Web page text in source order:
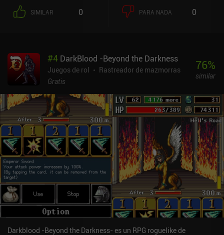
supera la defensa del enemigo. Además, podemos volver a tirar
algunos de los dados, o aplicar hechizos para conseguir efectos
hacer frente a la creciente dificultad, debemos equiparnos con
mejor equipo y comprar hechizos adicionales en la tienda.
Podemos equipar cuatro hechizos, cada uno de los cuales
maná, por lo que elegir la lista adecuada con potentes sinergias es
importante para progresar de forma eficiente.Aparte de que las
animaciones son demasiado largas, tampoco hay forma de ver
claramente cuántos combates quedan en cada planta. Además,
como nos encontramos con nuevos enemigos hasta que nos
quedamos sin maná y luego tenemos que repetirlo todo
empezando de nuevo, el juego se vuelve aburrido rápidamente.
Dice Champions se monetiza mostrando anuncios entre batalla y
batalla, y anuncios incentivados para desbloquear cofres
especiales. Un único iAP de 1,99 $ elimina todos los anuncios. Los
iAP adicionales nos permiten adquirir más de la moneda del juego
que se usa para desbloquear nuevos sabores de dados, pero esta
moneda también se acumula de forma natural mientras se
SIMILAR 0 PARA NADA 0
#4 DarkBlood -Beyond the Darkness
Juegos de rol
Rastreador de mazmorras
Gratis
76%
similar
Darkblood -Beyond the Darkness- es un RPG roguelike de